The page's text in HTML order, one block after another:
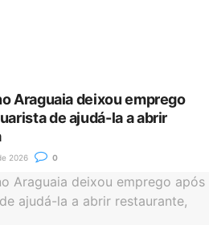
Araguaia deixou emprego
de ajudá-la a abrir
2026 0